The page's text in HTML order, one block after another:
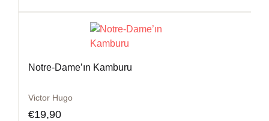
Notre-Dame’ın Kamburu
Victor Hugo
€19,90